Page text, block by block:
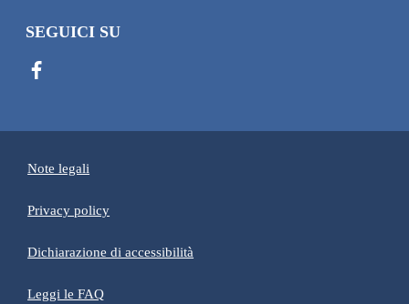
SEGUICI SU
Note legali
Privacy policy
Dichiarazione di accessibilità
Leggi le FAQ